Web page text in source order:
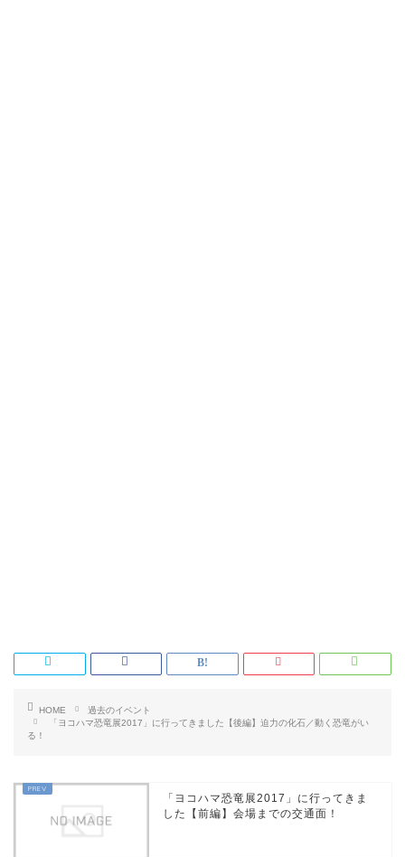
HOME
過去のイベント
「ヨコハマ恐竜展2017」に行ってきました【後編】迫力の化石／動く恐竜がい
る！
「ヨコハマ恐竜展2017」に行ってきま
した【前編】会場までの交通面！